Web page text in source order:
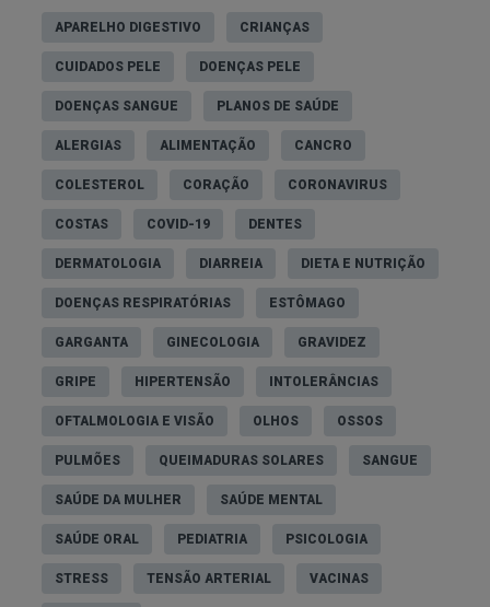
APARELHO DIGESTIVO CRIANÇAS
CUIDADOS PELE DOENÇAS PELE
DOENÇAS SANGUE PLANOS DE SAÚDE
ALERGIAS ALIMENTAÇÃO CANCRO
COLESTEROL CORAÇÃO CORONAVIRUS
COSTAS COVID-19 DENTES
DERMATOLOGIA DIARREIA DIETA E NUTRIÇÃO
DOENÇAS RESPIRATÓRIAS ESTÔMAGO
GARGANTA GINECOLOGIA GRAVIDEZ
GRIPE HIPERTENSÃO INTOLERÂNCIAS
OFTALMOLOGIA E VISÃO OLHOS OSSOS
PULMÕES QUEIMADURAS SOLARES SANGUE
SAÚDE DA MULHER SAÚDE MENTAL
SAÚDE ORAL PEDIATRIA PSICOLOGIA
STRESS TENSÃO ARTERIAL VACINAS